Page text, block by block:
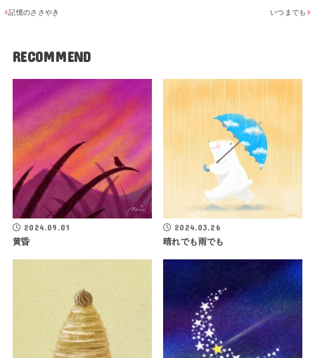
いつまでも
記憶のささやき
RECOMMEND
2024.09.01
黄昏
2024.03.26
晴れでも雨でも